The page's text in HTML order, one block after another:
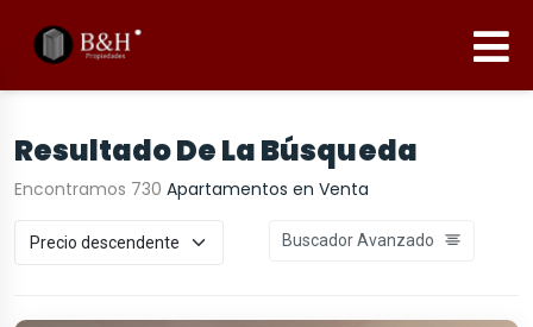
Resultado De La Búsqueda
Encontramos 730 Apartamentos en Venta
Buscador Avanzado